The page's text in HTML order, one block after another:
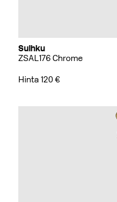
Suihku
ZSAL176 Chrome
Hinta 120 €